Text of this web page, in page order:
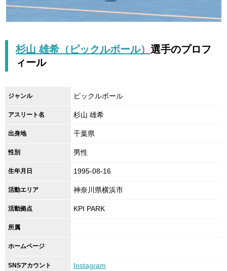
杉山 雄希（ピックルボール） 選手のプロフ
ィール
ジャンル ピックルボール
アスリート名 杉山 雄希
出身地 千葉県
性別 男性
生年月日 1995-08-16
活動エリア 神奈川県横浜市
活動拠点 KPI PARK
所属
ホームページ
SNSアカウント Instagram